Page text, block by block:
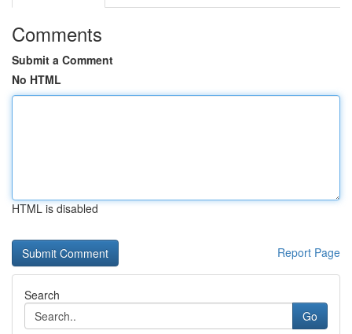
Comments
Submit a Comment
No HTML
HTML is disabled
Report Page
Search
Go